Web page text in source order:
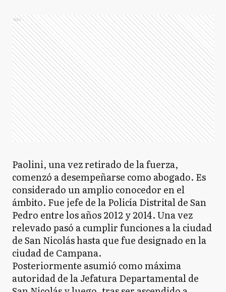
Ads
Paolini, una vez retirado de la fuerza,
comenzó a desempeñarse como abogado. Es
considerado un amplio conocedor en el
ámbito. Fue jefe de la Policía Distrital de San
Pedro entre los años 2012 y 2014. Una vez
relevado pasó a cumplir funciones a la ciudad
de San Nicolás hasta que fue designado en la
ciudad de Campana.
Posteriormente asumió como máxima
autoridad de la Jefatura Departamental de